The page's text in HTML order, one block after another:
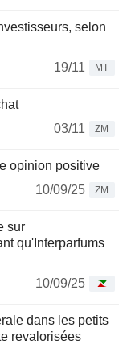
selon
19/11
MT
03/11
ZM
opinion positive
10/09/25
ZM
sur
qu'Interparfums
10/09/25
dans les petits
revalorisées